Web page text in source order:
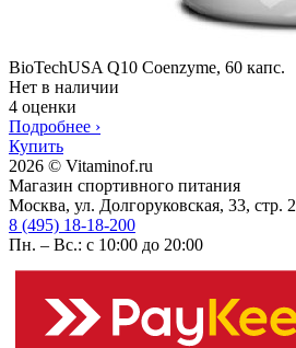
BioTechUSA Q10 Coenzyme, 60 капс.
Нет в наличии
4 оценки
Подробнее ›
Купить
2026 © Vitaminof.ru
Магазин спортивного питания
Москва, ул. Долгоруковская, 33, стр. 2
8 (495) 18-18-200
Пн. – Вс.: с 10:00 до 20:00